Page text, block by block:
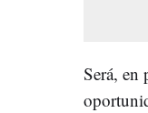
Será, en